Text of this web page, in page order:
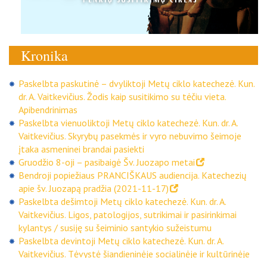
Kronika
Paskelbta paskutinė – dvyliktoji Metų ciklo katechezė. Kun.
dr. A. Vaitkevičius. Žodis kaip susitikimo su tėčiu vieta.
Apibendrinimas
Paskelbta vienuoliktoji Metų ciklo katechezė. Kun. dr. A.
Vaitkevičius. Skyrybų pasekmės ir vyro nebuvimo šeimoje
įtaka asmeninei brandai pasiekti
Gruodžio 8-oji – pasibaigė Šv. Juozapo metai
Bendroji popiežiaus PRANCIŠKAUS audiencija. Katechezių
apie šv. Juozapą pradžia (2021-11-17)
Paskelbta dešimtoji Metų ciklo katechezė. Kun. dr. A.
Vaitkevičius. Ligos, patologijos, sutrikimai ir pasirinkimai
kylantys / susiję su šeiminio santykio sužeistumu
Paskelbta devintoji Metų ciklo katechezė. Kun. dr. A.
Vaitkevičius. Tėvystė šiandieninėje socialinėje ir kultūrinėje